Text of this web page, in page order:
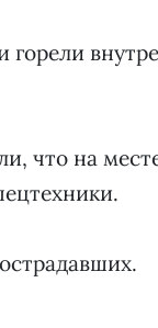
горели
что на